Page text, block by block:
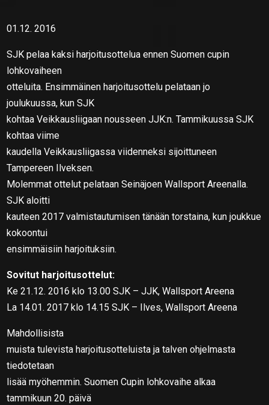
01.12. 2016
SJK pelaa kaksi harjoitusottelua ennen Suomen cupin
lohkovaiheen
otteluita. Ensimmäinen harjoitusottelu pelataan jo
joulukuussa, kun SJK
kohtaa Veikkausliigaan nousseen JJK:n. Tammikuussa SJK
kohtaa viime
kaudella Veikkausliigassa viidenneksi sijoittuneen
Tampereen Ilveksen.
Molemmat ottelut pelataan Seinäjoen Wallsport Areenalla.
SJK aloitti
kauteen 2017 valmistautumisen tänään torstaina, kun joukkue
kokoontui
ensimmäisiin harjoituksiin.
Sovitut harjoitusottelut:
Ke 21.12. 2016 klo 13.00 SJK – JJK, Wallsport Areena
La 14.01. 2017 klo 14.15 SJK – Ilves, Wallsport Areena
Mahdollisista
muista tulevista harjoitusotteluista ja talven ohjelmasta
tiedotetaan
lisää myöhemmin. Suomen Cupin lohkovaihe alkaa
tammikuun 20. päivä